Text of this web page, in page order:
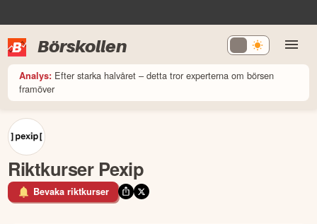
Börskollen
Analys: Efter starka halvåret – detta tror experterna om börsen
framöver
Riktkurser Pexip
Bevaka riktkurser